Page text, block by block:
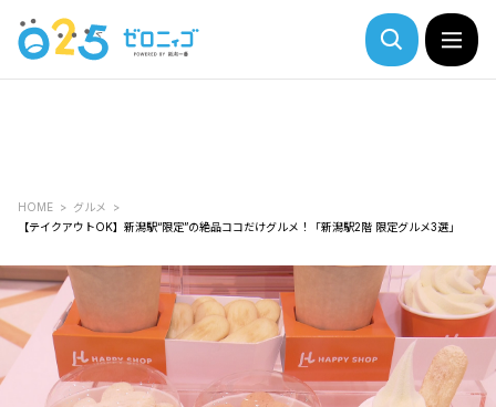
HOME
グルメ
【テイクアウトOK】新潟駅“限定”の絶品ココだけグルメ！「新潟駅2階 限定グルメ3選」